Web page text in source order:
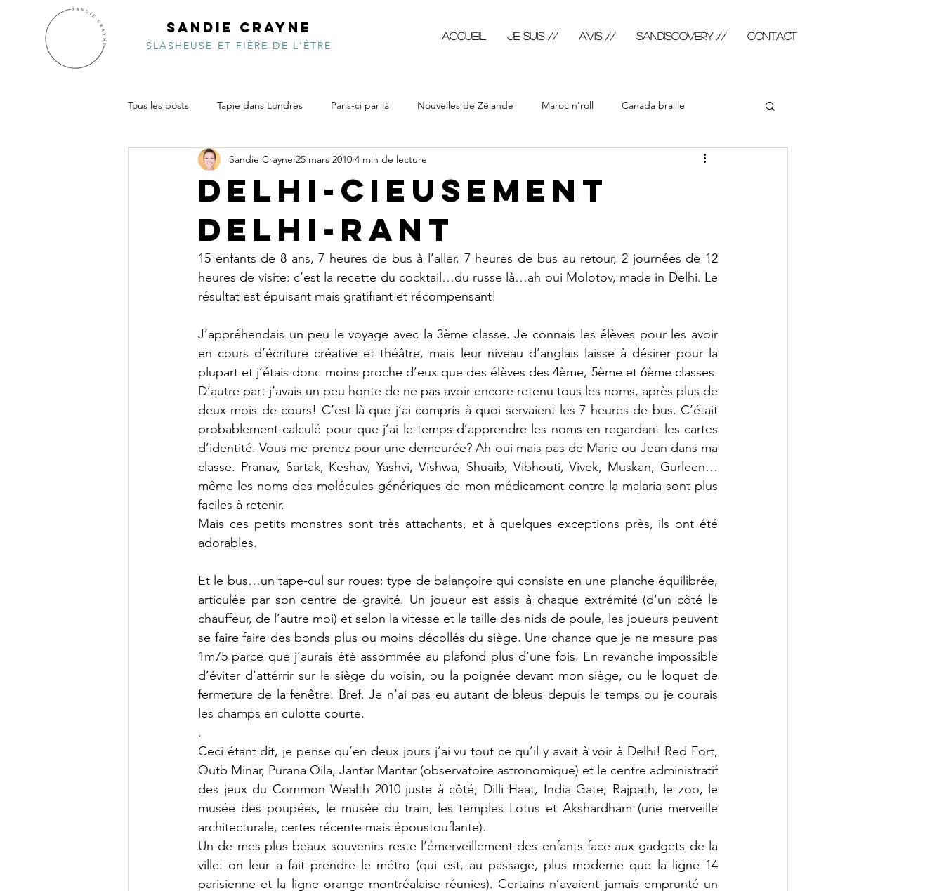
SANDIE CRAYNE
SLASHEUSE ET FIÈRE DE L'ÊTRE
Accueil JE SUIS // AVIS // SANDISCOVERY // Contact
Tous les posts Tapie dans Londres Paris-ci par là Nouvelles de Zélande Maroc n'roll Canada braille
Inde de choc Pacifiquement vôtre Calendrimages
Costa Ricambolesque
Delhi-cieusement
Delhi-rant
Sandie Crayne 25 mars 2010 4 min de lecture
15 enfants de 8 ans, 7 heures de bus à l’aller, 7 heures de bus au retour, 2 journées de 12
heures de visite: c’est la recette du cocktail…du russe là…ah oui Molotov, made in Delhi. Le
résultat est épuisant mais gratifiant et récompensant!
J’appréhendais un peu le voyage avec la 3ème classe. Je connais les élèves pour les avoir
en cours d’écriture créative et théâtre, mais leur niveau d’anglais laisse à désirer pour la
plupart et j’étais donc moins proche d’eux que des élèves des 4ème, 5ème et 6ème classes.
D’autre part j’avais un peu honte de ne pas avoir encore retenu tous les noms, après plus de
deux mois de cours! C’est là que j’ai compris à quoi servaient les 7 heures de bus. C’était
probablement calculé pour que j’ai le temps d’apprendre les noms en regardant les cartes
d’identité. Vous me prenez pour une demeurée? Ah oui mais pas de Marie ou Jean dans ma
classe. Pranav, Sartak, Keshav, Yashvi, Vishwa, Shuaib, Vibhouti, Vivek, Muskan, Gurleen…
même les noms des molécules génériques de mon médicament contre la malaria sont plus
faciles à retenir.
Mais ces petits monstres sont très attachants, et à quelques exceptions près, ils ont été
adorables.
Et le bus…un tape-cul sur roues: type de balançoire qui consiste en une planche équilibrée,
articulée par son centre de gravité. Un joueur est assis à chaque extrémité (d’un côté le
chauffeur, de l’autre moi) et selon la vitesse et la taille des nids de poule, les joueurs peuvent
se faire faire des bonds plus ou moins décollés du siège. Une chance que je ne mesure pas
1m75 parce que j’aurais été assommée au plafond plus d’une fois. En revanche impossible
d’éviter d’attérrir sur le siège du voisin, ou la poignée devant mon siège, ou le loquet de
fermeture de la fenêtre. Bref. Je n’ai pas eu autant de bleus depuis le temps ou je courais
les champs en culotte courte.
.
Ceci étant dit, je pense qu’en deux jours j’ai vu tout ce qu’il y avait à voir à Delhi! Red Fort,
Qutb Minar, Purana Qila, Jantar Mantar (observatoire astronomique) et le centre administratif
des jeux du Common Wealth 2010 juste à côté, Dilli Haat, India Gate, Rajpath, le zoo, le
musée des poupées, le musée du train, les temples Lotus et Akshardham (une merveille
architecturale, certes récente mais époustouflante).
Un de mes plus beaux souvenirs reste l’émerveillement des enfants face aux gadgets de la
ville: on leur a fait prendre le métro (qui est, au passage, plus moderne que la ligne 14
parisienne et la ligne orange montréalaise réunies). Certains n’avaient jamais emprunté un